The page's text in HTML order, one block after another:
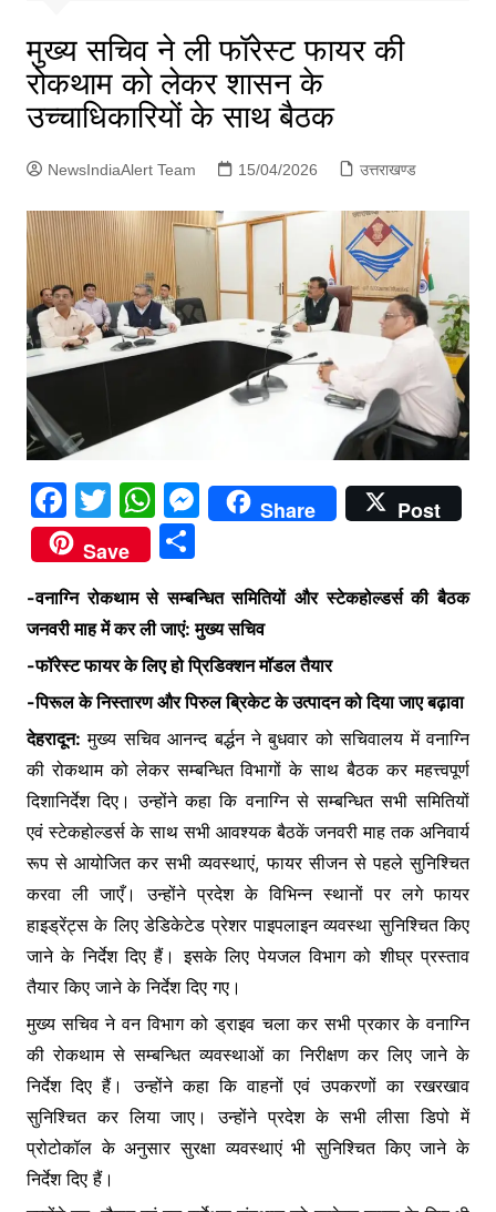
मुख्य सचिव ने ली फॉरेस्ट फायर की
रोकथाम को लेकर शासन के
उच्चाधिकारियों के साथ बैठक
NewsIndiaAlert Team 15/04/2026 उत्तराखण्ड
F
a
c
e
b
o
o
k
T
w
itt
er
W
h
at
s
A
p
p
M
e
s
e
n
g
er
Share
Post
Save
S
h
ar
e
-वनाग्नि रोकथाम से सम्बन्धित समितियों और स्टेकहोल्डर्स की बैठक
जनवरी माह में कर ली जाएं: मुख्य सचिव
-फॉरेस्ट फायर के लिए हो प्रिडिक्शन मॉडल तैयार
-पिरूल के निस्तारण और पिरुल ब्रिकेट के उत्पादन को दिया जाए बढ़ावा
देहरादून: मुख्य सचिव आनन्द बर्द्धन ने बुधवार को सचिवालय में वनाग्नि
की रोकथाम को लेकर सम्बन्धित विभागों के साथ बैठक कर महत्त्वपूर्ण
दिशानिर्देश दिए। उन्होंने कहा कि वनाग्नि से सम्बन्धित सभी समितियों
एवं स्टेकहोल्डर्स के साथ सभी आवश्यक बैठकें जनवरी माह तक अनिवार्य
रूप से आयोजित कर सभी व्यवस्थाएं, फायर सीजन से पहले सुनिश्चित
करवा ली जाएँ। उन्होंने प्रदेश के विभिन्न स्थानों पर लगे फायर
हाइड्रेंट्स के लिए डेडिकेटेड प्रेशर पाइपलाइन व्यवस्था सुनिश्चित किए
जाने के निर्देश दिए हैं। इसके लिए पेयजल विभाग को शीघ्र प्रस्ताव
तैयार किए जाने के निर्देश दिए गए।
मुख्य सचिव ने वन विभाग को ड्राइव चला कर सभी प्रकार के वनाग्नि
की रोकथाम से सम्बन्धित व्यवस्थाओं का निरीक्षण कर लिए जाने के
निर्देश दिए हैं। उन्होंने कहा कि वाहनों एवं उपकरणों का रखरखाव
सुनिश्चित कर लिया जाए। उन्होंने प्रदेश के सभी लीसा डिपो में
प्रोटोकॉल के अनुसार सुरक्षा व्यवस्थाएं भी सुनिश्चित किए जाने के
निर्देश दिए हैं।